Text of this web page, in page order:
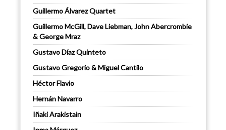
Guillermo Álvarez Quartet
Guillermo McGill, Dave Liebman, John Abercrombie
& George Mraz
Gustavo Díaz Quinteto
Gustavo Gregorio & Miguel Cantilo
Héctor Flavio
Hernán Navarro
Iñaki Arakistain